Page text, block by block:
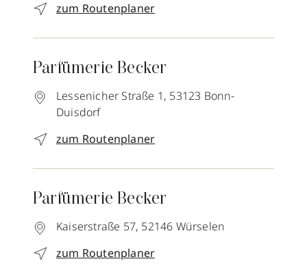
zum Routenplaner
Parfümerie Becker
Lessenicher Straße 1, 53123 Bonn-
Duisdorf
zum Routenplaner
Parfümerie Becker
Kaiserstraße 57, 52146 Würselen
zum Routenplaner